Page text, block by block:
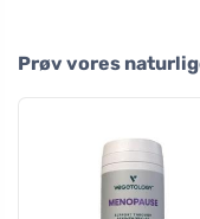
Prøv vores